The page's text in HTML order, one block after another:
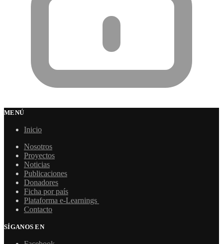
MENÚ
Inicio
Nosotros
Proyectos
Noticias
Publicaciones
Donadores
Ficha por país
Plataforma e-Learnings
Contacto
SÍGANOS EN